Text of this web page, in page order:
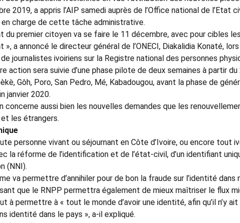
2019, a appris l’AIP samedi auprès de l’Office national de l’Etat
en charge de cette tâche administrative.
du premier citoyen va se faire le 11 décembre, avec pour cibles
», a annoncé le directeur général de l’ONECI, Diakalidia Konaté,
journalistes ivoiriens sur la Registre national des personnes
action sera suivie d’une phase pilote de deux semaines à partir
Gôh, Poro, San Pedro, Mé, Kabadougou, avant la phase de
janvier 2020.
concerne aussi bien les nouvelles demandes que les
et les étrangers.
personne vivant ou séjournant en Côte d’Ivoire, ou encore tout
la réforme de l’identification et de l’état-civil, d’un identifiant
(NNI).
va permettre d’annihiler pour de bon la fraude sur l’identité dans
que le RNPP permettra également de mieux maîtriser le flux
à permettre à « tout le monde d’avoir une identité, afin qu’il n’y
identité dans le pays », a-il expliqué.